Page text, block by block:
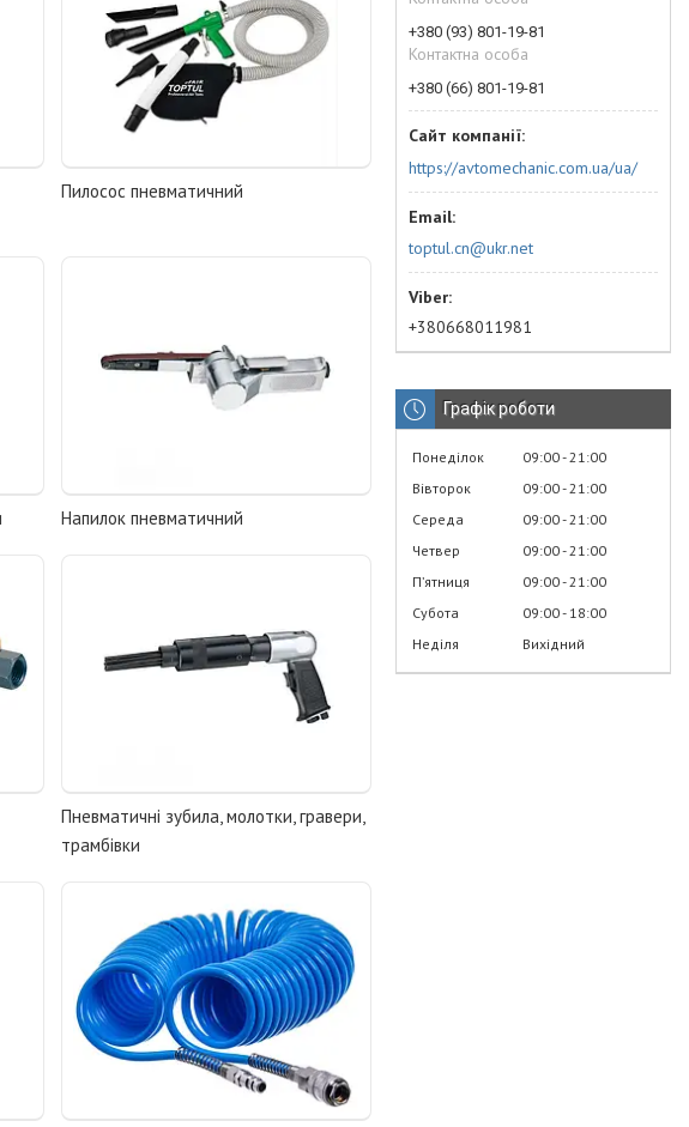
Пилосос пневматичний
Напилок пневматичний
Пневматичні зубила, молотки, гравери,
трамбівки
+380 (93) 801-19-81
Контактна особа
+380 (66) 801-19-81
https://avtomechanic.com.ua/ua/
toptul.cn@ukr.net
+380668011981
Графік роботи
Понеділок 09:00 21:00
Вівторок
09:00 21:00
Середа
09:00 21:00
Четвер
09:00 21:00
Пʼятниця
09:00 21:00
Субота
09:00 18:00
Неділя
Вихідний